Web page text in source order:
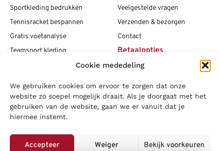
Cookie mededeling
We gebruiken cookies om ervoor te zorgen dat onze
website zo soepel mogelijk draait. Als je doorgaat met het
gebruiken van de website, gaan we er vanuit dat je
hiermee instemt.
Accepteer Weiger Bekijk voorkeuren
Sportkleding bedrukken
Tennisracket bespannen
Gratis voetanalyse
Teamsport kleding
Vacatures
Blogs
Veelgestelde vragen
Verzenden & bezorgen
Contact
Betaalopties
Social media